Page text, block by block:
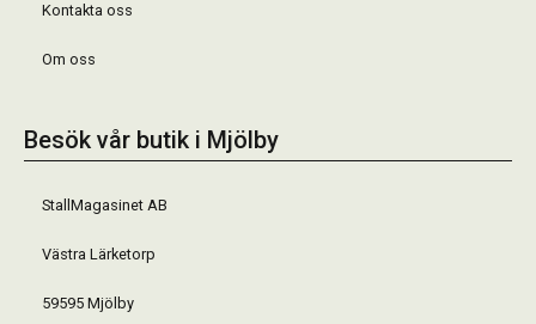
Kontakta oss
Om oss
Besök vår butik i Mjölby
StallMagasinet AB
Västra Lärketorp
59595 Mjölby